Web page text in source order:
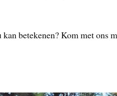
betekenen? Kom met ons